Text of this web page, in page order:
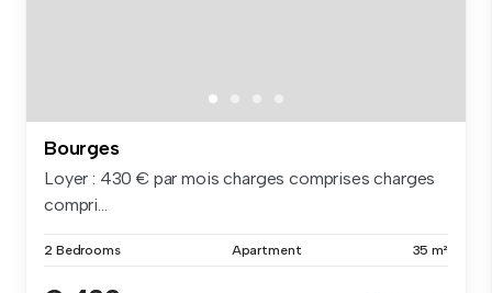
Bourges
Loyer : 430 € par mois charges comprises charges
compri...
2 Bedrooms Apartment 35 m²